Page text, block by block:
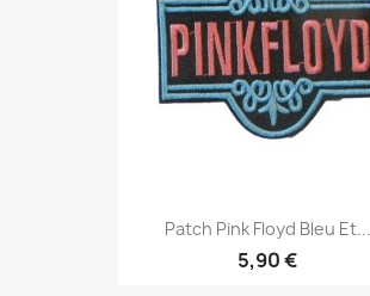
Patch Pink Floyd Bleu Et...
5,90 €